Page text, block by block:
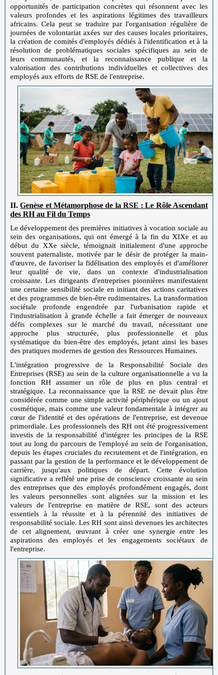
opportunités de participation concrètes qui résonnent avec les
valeurs profondes et les aspirations légitimes des travailleurs
africains. Cela peut se traduire par l'organisation régulière de
journées de volontariat axées sur des causes locales prioritaires,
la création de comités d'employés dédiés à l'identification et à la
résolution de problématiques sociales spécifiques au sein de
leurs communautés, et la reconnaissance publique et la
valorisation des contributions individuelles et collectives des
employés aux efforts de RSE de l'entreprise.
II.Genèse et Métamorphose de la RSE : Le Rôle Ascendant
des RH au Fil du Temps
Le développement des premières initiatives à vocation sociale au
sein des organisations, qui ont émergé à la fin du XIXe et au
début du XXe siècle, témoignait initialement d'une approche
souvent paternaliste, motivée par le désir de protéger la main-
d'œuvre, de favoriser la fidélisation des employés et d'améliorer
leur qualité de vie, dans un contexte d'industrialisation
croissante. Les dirigeants d'entreprises pionnières manifestaient
une certaine sensibilité sociale en initiant des actions caritatives
et des programmes de bien-être rudimentaires. La transformation
sociétale profonde engendrée par l'urbanisation rapide et
l'industrialisation à grande échelle a fait émerger de nouveaux
défis complexes sur le marché du travail, nécessitant une
approche plus structurée, plus professionnelle et plus
systématique du bien-être des employés, jetant ainsi les bases
des pratiques modernes de gestion des Ressources Humaines.
L'intégration progressive de la Responsabilité Sociale des
Entreprises (RSE) au sein de la culture organisationnelle a vu la
fonction RH assumer un rôle de plus en plus central et
stratégique. La reconnaissance que la RSE ne devait plus être
considérée comme une simple activité périphérique ou un ajout
cosmétique, mais comme une valeur fondamentale à intégrer au
cœur de l'identité et des opérations de l'entreprise, est devenue
primordiale. Les professionnels des RH ont été progressivement
investis de la responsabilité d'intégrer les principes de la RSE
tout au long du parcours de l'employé au sein de l'organisation,
depuis les étapes cruciales du recrutement et de l'intégration, en
passant par la gestion de la performance et le développement de
carrière, jusqu'aux politiques de départ. Cette évolution
significative a reflété une prise de conscience croissante au sein
des entreprises que des employés profondément engagés, dont
les valeurs personnelles sont alignées sur la mission et les
valeurs de l'entreprise en matière de RSE, sont des acteurs
essentiels à la réussite et à la pérennité des initiatives de
responsabilité sociale. Les RH sont ainsi devenues les architectes
de cet alignement, œuvrant à créer une synergie entre les
aspirations des employés et les engagements sociétaux de
l'entreprise.